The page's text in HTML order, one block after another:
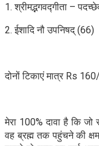
1. श्रीमद्भगवद्गीता –
2. ईशादि नौ उपनिषद् (66)
दोनों टिकाएं मात्र Rs
मेरा 100% दावा है कि
वह ब्रह्म तक पहुंचने की